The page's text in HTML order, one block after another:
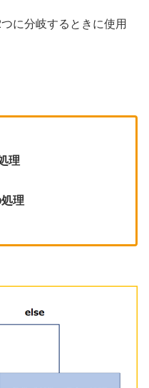
に分岐するときに使用
理
理